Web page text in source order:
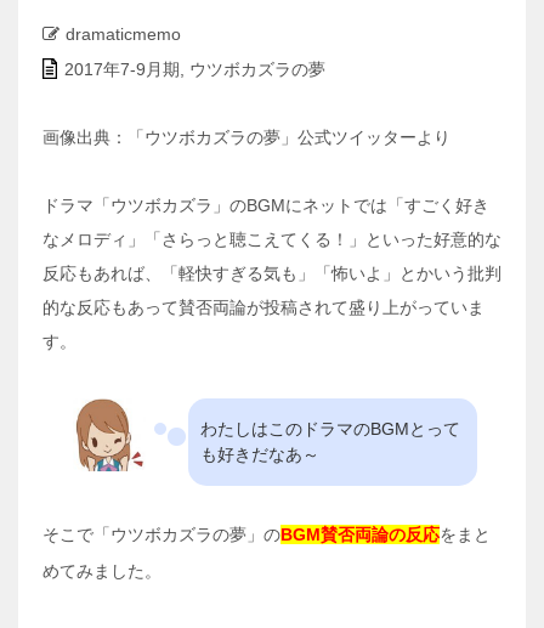
dramaticmemo
2017年7-9月期
ウツボカズラの夢
画像出典：「ウツボカズラの夢」公式ツイッターより
ドラマ「ウツボカズラ」のBGMにネットでは「すごく好き
なメロディ」「さらっと聴こえてくる！」といった好意的な
反応もあれば、「軽快すぎる気も」「怖いよ」とかいう批判
的な反応もあって賛否両論が投稿されて盛り上がっていま
す。
わたしはこのドラマのBGMとって
も好きだなあ～
そこで「ウツボカズラの夢」のBGM賛否両論の反応をまと
めてみました。